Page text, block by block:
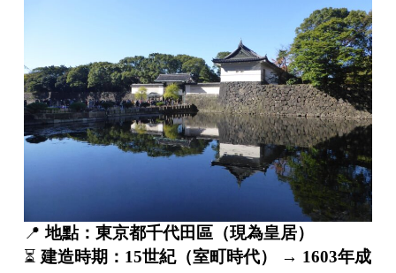
📍地點：東京都千代田區（現為皇居）
⏳ 建造時期： 15世紀（室町時代） → 1603年成